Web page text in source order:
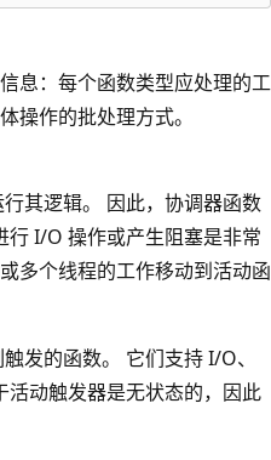
息：每个函数类型应处理的工
操作的批处理方式。
其逻辑。 因此，协调器函数
行 I/O 操作或产生阻塞是非常
多个线程的工作移动到活动函
发的函数。 它们支持 I/O、
活动触发器是无状态的，因此